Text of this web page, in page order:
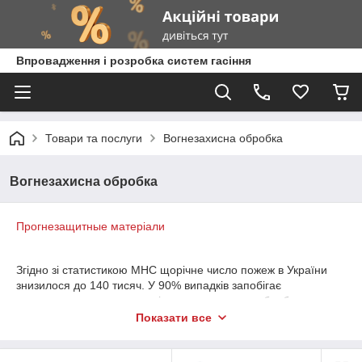
Впровадження і розробка систем гасіння
Товари та послуги Вогнезахисна обробка
Вогнезахисна обробка
Прогнезащитные матеріали
Згідно зі статистикою МНС щорічне число пожеж в України
знизилося до 140 тисяч. У 90% випадків запобігає
розповсюдженню вогню якісна вогнезахисна обробка.
Захистіть рідний будинок і близьких від пожежі!
Показати все